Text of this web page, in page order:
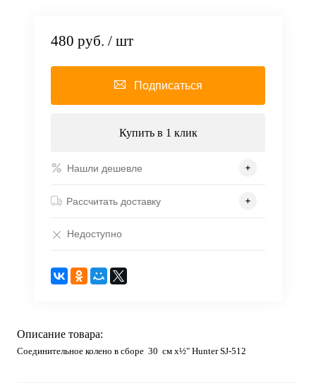
480 руб. / шт
Подписаться
Купить в 1 клик
Нашли дешевле
Рассчитать доставку
Недоступно
Описание товара:
Соединительное колено в сборе 30 см x½" Hunter SJ-512